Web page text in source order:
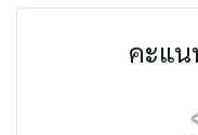
คะแน